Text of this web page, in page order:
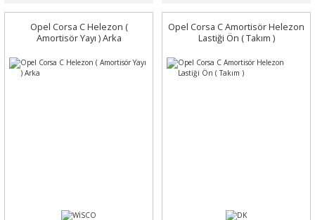
Opel Corsa C Helezon (
Amortisör Yayı ) Arka
Opel Corsa C Amortisör Helezon
Lastiği Ön ( Takım )